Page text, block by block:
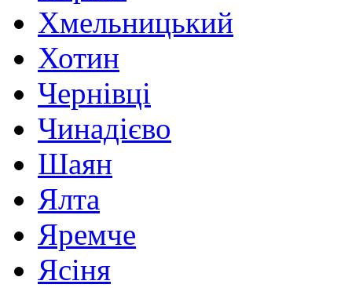
Хмельницький
Хотин
Чернівці
Чинадієво
Шаян
Ялта
Яремче
Ясіня